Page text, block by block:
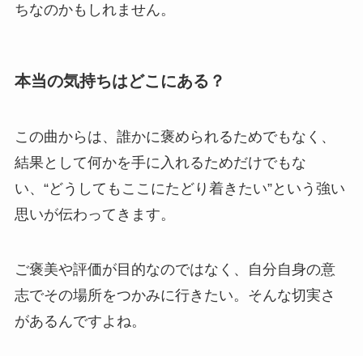
ちなのかもしれません。
本当の気持ちはどこにある？
この曲からは、誰かに褒められるためでもなく、
結果として何かを手に入れるためだけでもな
い、“どうしてもここにたどり着きたい”という強い
思いが伝わってきます。
ご褒美や評価が目的なのではなく、自分自身の意
志でその場所をつかみに行きたい。そんな切実さ
があるんですよね。